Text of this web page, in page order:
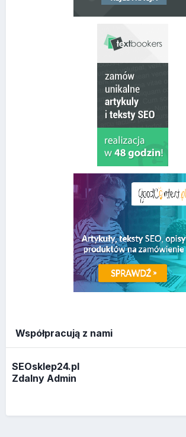
Współpracują z nami
SEOsklep24.pl
Zdalny Admin